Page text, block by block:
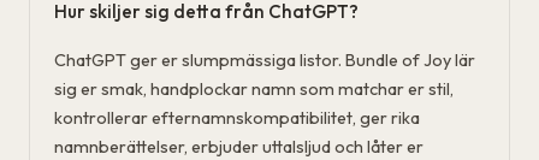
Hur skiljer sig detta från ChatGPT?
ChatGPT ger er slumpmässiga listor. Bundle of Joy lär
sig er smak, handplockar namn som matchar er stil,
kontrollerar efternamnskompatibilitet, ger rika
namnberättelser, erbjuder uttalsljud och låter er